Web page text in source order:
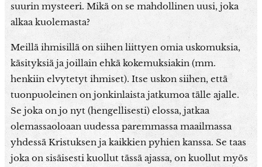
suurin mysteeri. Mikä on se mahdollinen uusi, joka
alkaa kuolemasta?
Meillä ihmisillä on siihen liittyen omia uskomuksia,
käsityksiä ja joillain ehkä kokemuksiakin (mm.
henkiin elvytetyt ihmiset). Itse uskon siihen, että
tuonpuoleinen on jonkinlaista jatkumoa tälle ajalle.
Se joka on jo nyt (hengellisesti) elossa, jatkaa
olemassaoloaan uudessa paremmassa maailmassa
yhdessä Kristuksen ja kaikkien pyhien kanssa. Se taas
joka on sisäisesti kuollut tässä ajassa, on kuollut myös